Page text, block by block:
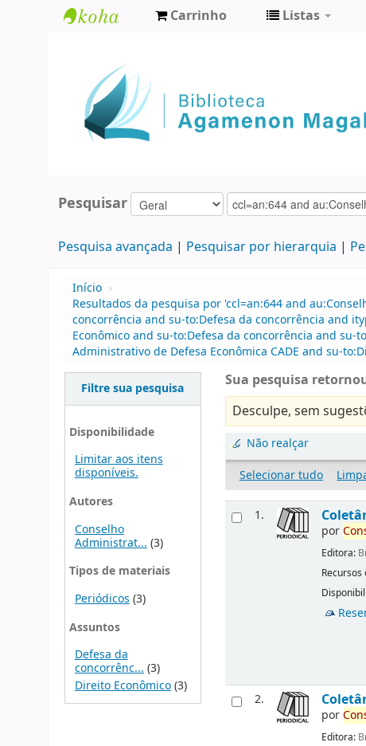
Agamenon
Magalhães
Carrinho Listas
Pesquisar
Pesquisa avançada Pesquisar por hierarquia
Início ›
Resultados da pesquisa por 'ccl=an:644 and
concorrência and su-to:Defesa da concorrência and
Econômico and su-to:Defesa da concorrência and su-
Administrativo de Defesa Econômica CADE and su-
Filtre sua pesquisa
Disponibilidade
Limitar aos itens
disponíveis.
Autores
Conselho
Administrat... (3)
Tipos de materiais
Periódicos (3)
Assuntos
Defesa da
concorrênc...(3)
Direito Econômico(3)
Sua pesquisa
Desculpe, sem
Não realçar
Selecionar tudo
1.
por
Editora:
2.
por
Editora: